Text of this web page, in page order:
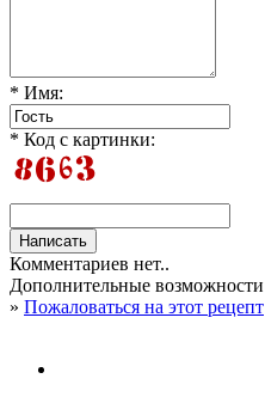
* Имя:
* Код с картинки:
Комментариев нет..
Дополнительные возможности
» Пожаловаться на этот рецепт